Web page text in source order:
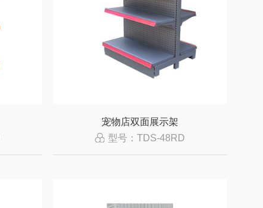
宠物店双面展示架
型号：TDS-48RD